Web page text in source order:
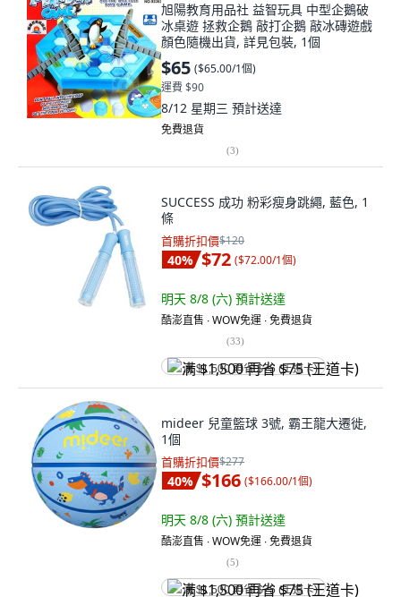
旭陽教育用品社 益智玩具 中型企鵝破
冰桌遊 拯救企鵝 敲打企鵝 敲冰磚遊戲
顏色隨機出貨, 詳見包裝, 1個
$65 ($65.00/1個)
運費 $90
8/12 星期三 預計送達
免費退貨
(3)
SUCCESS 成功 粉彩瘦身跳繩, 藍色, 1
條
首購折扣價$120
40% $72 ($72.00/1個)
明天 8/8 (六) 預計送達
酷澎直售 ∙ WOW免運 ∙ 免費退貨
(33)
满 $1,500 再省 $75 (王道卡)
mideer 兒童籃球 3號, 霸王龍大遷徙,
1個
首購折扣價$277
40% $166 ($166.00/1個)
明天 8/8 (六) 預計送達
酷澎直售 ∙ WOW免運 ∙ 免費退貨
(5)
满 $1,500 再省 $75 (王道卡)